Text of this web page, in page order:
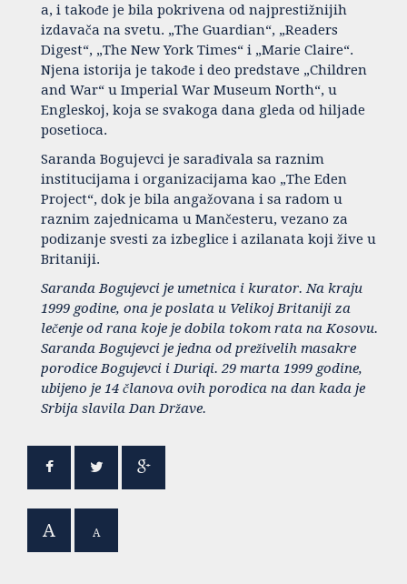
a, i takođe je bila pokrivena od najprestižnijih
izdavača na svetu. „The Guardian“, „Readers
Digest“, „The New York Times“ i „Marie Claire“.
Njena istorija je takođe i deo predstave „Children
and War“ u Imperial War Museum North“, u
Engleskoj, koja se svakoga dana gleda od hiljade
posetioca.
Saranda Bogujevci je sarađivala sa raznim
institucijama i organizacijama kao „The Eden
Project“, dok je bila angažovana i sa radom u
raznim zajednicama u Mančesteru, vezano za
podizanje svesti za izbeglice i azilanata koji žive u
Britaniji.
Saranda Bogujevci je umetnica i kurator. Na kraju
1999 godine, ona je poslata u Velikoj Britaniji za
lečenje od rana koje je dobila tokom rata na Kosovu.
Saranda Bogujevci je jedna od preživelih masakre
porodice Bogujevci i Duriqi. 29 marta 1999 godine,
ubijeno je 14 članova ovih porodica na dan kada je
Srbija slavila Dan Države.
A A